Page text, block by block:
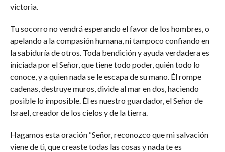
victoria.
Tu socorro no vendrá esperando el favor de los hombres, o
apelando a la compasión humana, ni tampoco confiando en
la sabiduría de otros. Toda bendición y ayuda verdadera es
iniciada por el Señor, que tiene todo poder, quién todo lo
conoce, y a quien nada se le escapa de su mano. Él rompe
cadenas, destruye muros, divide al mar en dos, haciendo
posible lo imposible. Él es nuestro guardador, el Señor de
Israel, creador de los cielos y de la tierra.
Hagamos esta oración “Señor, reconozco que mi salvación
viene de ti, que creaste todas las cosas y nada te es